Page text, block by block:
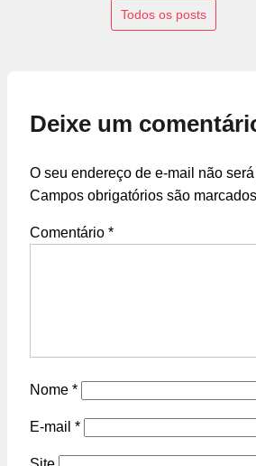
Todos os posts
Deixe um
O seu endereço de e-mail não
Campos obrigatórios são
Comentário *
Nome *
E-mail *